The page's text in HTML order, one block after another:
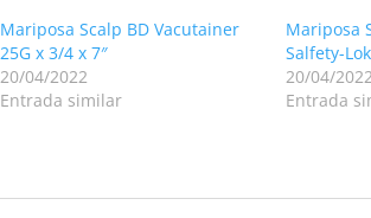
Mariposa Scalp BD Vacutainer
25G x 3/4 x 7″
20/04/2022
Entrada similar
Mariposa
Salfety-
20/04/2022
Entrada